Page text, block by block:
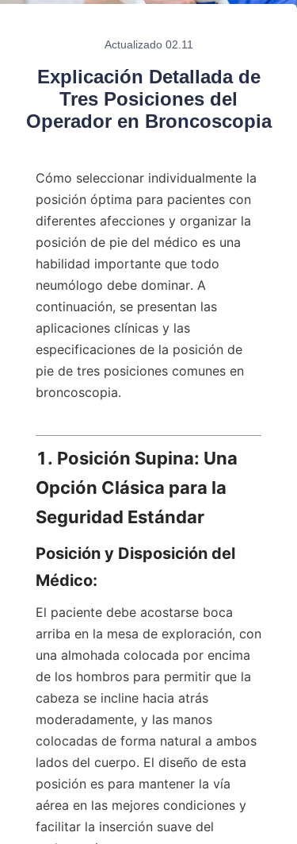
Actualizado 02.11
Explicación Detallada de
Tres Posiciones del
Operador en Broncoscopia
Cómo seleccionar individualmente la
posición óptima para pacientes con
diferentes afecciones y organizar la
posición de pie del médico es una
habilidad importante que todo
neumólogo debe dominar. A
continuación, se presentan las
aplicaciones clínicas y las
especificaciones de la posición de
pie de tres posiciones comunes en
broncoscopia.
1. Posición Supina: Una
Opción Clásica para la
Seguridad Estándar
Posición y Disposición del
Médico:
El paciente debe acostarse boca
arriba en la mesa de exploración, con
una almohada colocada por encima
de los hombros para permitir que la
cabeza se incline hacia atrás
moderadamente, y las manos
colocadas de forma natural a ambos
lados del cuerpo. El diseño de esta
posición es para mantener la vía
aérea en las mejores condiciones y
facilitar la inserción suave del